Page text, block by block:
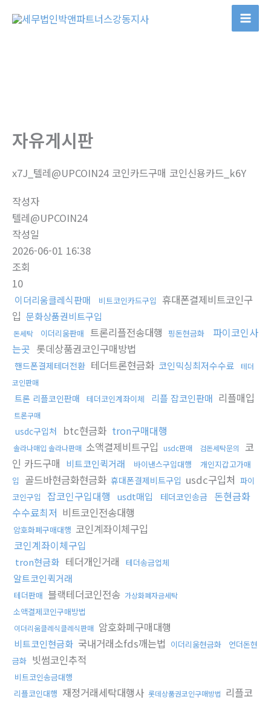
자유게시판
x7J_텔레@UPCOIN24 코인카드구매 코인신용카드_k6Y
작성자
텔레@UPCOIN24
작성일
2026-06-01 16:38
조회
10
이더리움클레식판매 비트코인카드구입
휴대폰결제비트코인구
입 문화상품권비트구입
돈세탁 이더리움판매 트론리플전송대행 핑돈현금화
파이코인사
는곳 롯데상품권코인구매방법
핸드폰결제테더전환 테더트론현금화 코인믹싱최저수수료
테더
코인판매
트론 리플코인판매 테더코인계좌이체 리플 잡코인판매 리플매입
트론구매
usdc구입처 btc현금화 tron구매대행
솔라나매입 솔라나판매 소액결제비트구입 usdc판매 검돈세탁문의
코
인 카드구매 비트코인퀵거래 바이낸스구입대행
개인지갑고가매
입
골드바현금화현금화 휴대폰결제비트구입 usdc구입처 파이
코인구입
잡코인구입대행 usdt매입 테더코인송금
돈현금화
수수료최저 비트코인전송대행
암호화폐구매대행 코인계좌이체구입
코인계좌이체구입
tron현금화 테더개인거래 테더송금업체
알트코인퀵거래
테더판매 블랙테더코인전송 가상화폐자금세탁
소액결제코인구매방법
이더리움클레식클레식판매 암호화폐구매대행
비트코인현금화 국내거래소fds깨는법 이더리움현금화
언더돈현
금화 빗썸코인추적
비트코인송금대행
리플코인대행 재정거래세탁대행사 롯데상품권코인구매방법 리플코